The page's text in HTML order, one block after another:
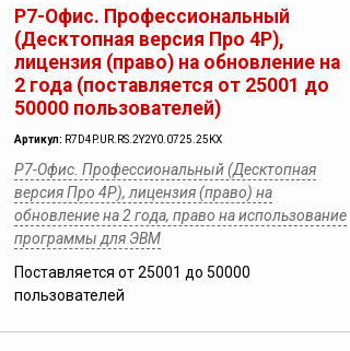
Р7-Офис. Профессиональный
(Десктопная версия Про 4Р),
лицензия (право) на обновление на
2 года (поставляется от 25001 до
50000 пользователей)
Артикул: R7D4P.UR.RS.2Y2Y0.0725.25KX
Р7-Офис. Профессиональный (Десктопная
версия Про 4Р), лицензия (право) на
обновление на 2 года, право на использование
программы для ЭВМ
Поставляется от 25001 до 50000
пользователей